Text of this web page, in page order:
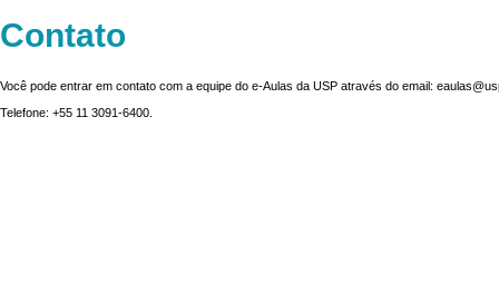
Contato
Você pode entrar em contato com a equipe do e-Aulas da USP através do email:
Telefone: +55 11 3091-6400.